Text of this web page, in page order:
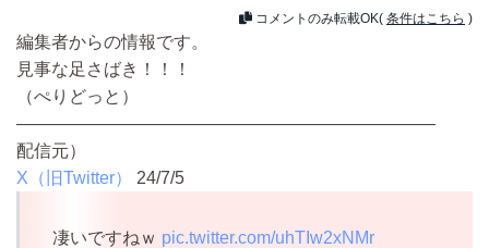
コメントのみ転載OK( 条件はこちら )
編集者からの情報です。
見事な足さばき！！！
（ぺりどっと）
————————————————————————
配信元）
X（旧Twitter）
24/7/5
凄いですねｗ pic.twitter.com/uhTIw2xNMr